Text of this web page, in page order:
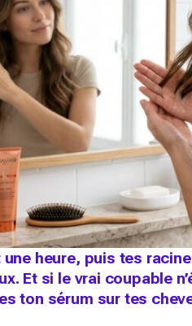
heure, puis tes
Et si le vrai coupable
ton sérum sur tes